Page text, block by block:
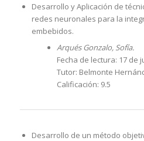
Desarrollo y Aplicación de
redes neuronales para la
embebidos.
Arqués Gonzalo, Sofía.
Fecha de lectura: 17 de
Tutor: Belmonte
Calificación: 9.5
Desarrollo de un método